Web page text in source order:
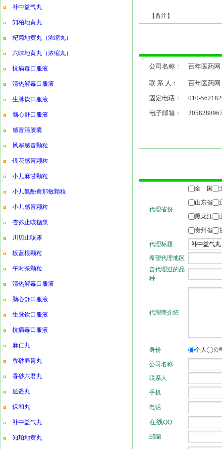
补中益气丸
知柏地黄丸
杞菊地黄丸（浓缩丸）
六味地黄丸（浓缩丸）
抗病毒口服液
清热解毒口服液
生脉饮口服液
脑心舒口服液
感冒清胶囊
风寒感冒颗粒
银花感冒颗粒
小儿麻甘颗粒
小儿氨酚黄那敏颗粒
小儿感冒颗粒
杏苏止咳糖浆
川贝止咳露
板蓝根颗粒
午时茶颗粒
清热解毒口服液
脑心舒口服液
生脉饮口服液
抗病毒口服液
麻仁丸
香砂养胃丸
香砂六君丸
逍遥丸
保和丸
补中益气丸
知珀地黄丸
【备注】
公司名称： 百年医药网
联 系 人：
百年医药网
固定电话：
010-
电子邮箱：